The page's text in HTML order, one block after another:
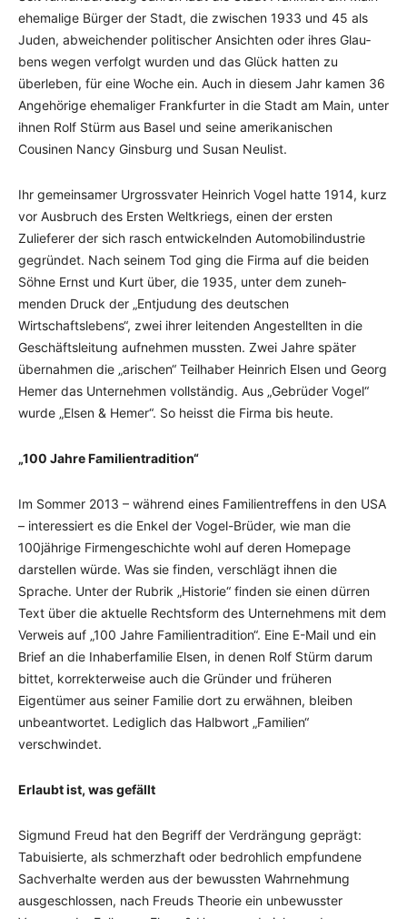
ehemalige Bürger der Stadt, die zwischen 1933 und 45 als
Juden, abweichender politischer Ansichten oder ihres Glau­
bens wegen verfolgt wurden und das Glück hatten zu
überleben, für eine Woche ein. Auch in diesem Jahr kamen 36
Angehörige ehemaliger Frankfurter in die Stadt am Main, unter
ihnen Rolf Stürm aus Basel und seine amerikanischen
Cousinen Nancy Ginsburg und Susan Neulist.
Ihr gemeinsamer Urgrossvater Heinrich Vogel hatte 1914, kurz
vor Aus­bruch des Ersten Weltkriegs, einen der ersten
Zulieferer der sich rasch entwickeln­den Automobil­indu­s­trie
gegründet. Nach seinem Tod ging die Firma auf die beiden
Söhne Ernst und Kurt über, die 1935, unter dem zuneh­
menden Druck der „Entjudung des deutschen
Wirtschaftslebens“, zwei ihrer leitenden Angestellten in die
Geschäfts­leitung aufnehmen mussten. Zwei Jahre später
übernah­men die „arischen“ Teilhaber Hein­rich Elsen und Georg
Hemer das Unter­nehmen vollstän­dig. Aus „Gebrüder Vogel“
wurde „Elsen & Hemer“. So heisst die Firma bis heute.
„100 Jahre Familientradition“
Im Sommer 2013 – während eines Familientreffens in den USA
– interessiert es die Enkel der Vogel-Brüder, wie man die
100jährige Firmenge­schich­te wohl auf deren Homepage
darstellen würde. Was sie finden, verschlägt ihnen die
Sprache. Unter der Rubrik „Historie“ finden sie einen dürren
Text über die aktuelle Rechtsform des Unternehmens mit dem
Verweis auf „100 Jahre Familientradition“. Eine E-Mail und ein
Brief an die Inhaberfamilie Elsen, in denen Rolf Stürm darum
bittet, korrek­ter­weise auch die Gründer und früheren
Eigentümer aus seiner Familie dort zu erwäh­nen, bleiben
unbe­ant­­wortet. Lediglich das Halbwort „Familien“
verschwindet.
Erlaubt ist, was gefällt
Sigmund Freud hat den Begriff der Verdrängung geprägt:
Tabuisierte, als schmerzhaft oder bedrohlich empfundene
Sachverhalte werden aus der bewussten Wahrnehmung
ausgeschlossen, nach Freuds Theorie ein unbewusster